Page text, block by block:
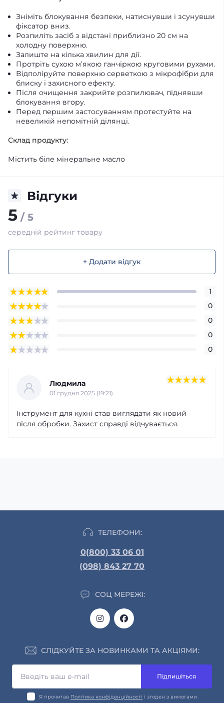
Зніміть блокування безпеки, натиснувши і зсунувши
фіксатор вниз.
Розпиліть засіб з відстані приблизно 20 см на
холодну поверхню.
Залиште на кілька хвилин для дії.
Протріть сухою м’якою ганчіркою круговими рухами.
Відполіруйте поверхню серветкою з мікрофібри для
блиску і захисного ефекту.
Після очищення закрийте розпилювач, піднявши
блокування вгору.
Перед першим застосуванням протестуйте на
невеликій непомітній ділянці.
Склад продукту:
Містить біле мінеральне масло
Відгуки
5 / 5
середній рейтинг товару
+ Додати відгук
1
0
0
0
0
Людмила
01 грудня 2025 (19:21)
Інструмент для кухні став виглядати як новий
після обробки. Захист справді відчувається.
ТЕЛЕФОНИ:
0(800) 33 06 01
(098) 843 27 70
СОЦ МЕРЕЖІ:
СЛІДКУЙТЕ ЗА НОВИНКАМИ ТА АКЦІЯМИ:
Підпишіться
Я прочитав Політика конфіденційності і згоден з вимогами